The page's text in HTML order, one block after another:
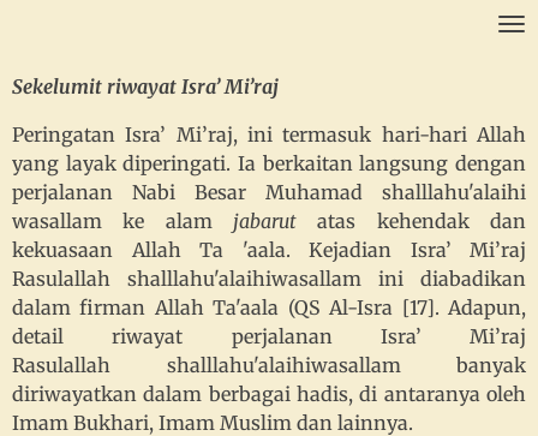
naar
hoofdinhoud
Sekelumit riwayat Isra’ Mi’raj
Peringatan Isra’ Mi’raj, ini termasuk hari-hari Allah
yang layak diperingati. Ia berkaitan langsung dengan
perjalanan Nabi Besar Muhamad shalllahu'alaihi
wasallam ke alam jabarut atas kehendak dan
kekuasaan Allah Ta 'aala. Kejadian Isra’ Mi’raj
Rasulallah shalllahu'alaihiwasallam ini diabadikan
dalam firman Allah Ta'aala (QS Al-Isra [17]. Adapun,
detail riwayat perjalanan Isra’ Mi’raj
Rasulallah shalllahu'alaihiwasallam banyak
diriwayatkan dalam berbagai hadis, di antaranya oleh
Imam Bukhari, Imam Muslim dan lainnya.